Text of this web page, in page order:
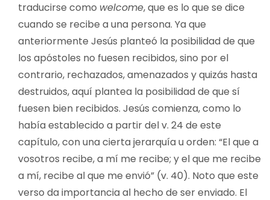
traducirse como welcome, que es lo que se dice
cuando se recibe a una persona. Ya que
anteriormente Jesús planteó la posibilidad de que
los apóstoles no fuesen recibidos, sino por el
contrario, rechazados, amenazados y quizás hasta
destruidos, aquí plantea la posibilidad de que sí
fuesen bien recibidos. Jesús comienza, como lo
había establecido a partir del v. 24 de este
capítulo, con una cierta jerarquía u orden: “El que a
vosotros recibe, a mí me recibe; y el que me recibe
a mí, recibe al que me envió” (v. 40). Noto que este
verso da importancia al hecho de ser enviado. El